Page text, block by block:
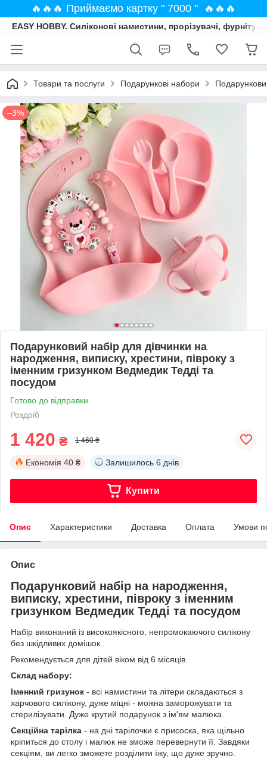
🔥🔥🔥 Приймаємо картку " 7000 " 🔥🔥🔥
EASY HOBBY. Силіконові намистини, прорізувачі,
Товари та послуги Подарункові набори
–3%
Подарунковий набір для дівчинки на
народження, виписку, хрестини, півроку з
іменним гризунком Ведмедик Тедді та
посудом
Готово до відправки
Роздріб
1 420 ₴ 1 460 ₴
Економія 40 ₴ Залишилось 6 днів
Купити
Опис Характеристики Доставка Оплата Умови
Опис
Подарунковий набір на народження,
виписку, хрестини, півроку з іменним
гризунком Ведмедик Тедді та посудом
Набір виконаний із високоякісного, непромокаючого силікону
без шкідливих домішок.
Рекомендується для дітей віком від 6 місяців.
Склад набору:
Іменний гризунок - всі намистини та літери складаються з
харчового силікону, дуже міцні - можна заморожувати та
стерилізувати. Дуже крутий подарунок з ім'ям малюка.
Секційна тарілка - на дні тарілочки є присоска, яка щільно
кріпиться до столу і малюк не зможе перевернути її. Завдяки
секціям, ви легко зможете розділити їжу, що дуже зручно.